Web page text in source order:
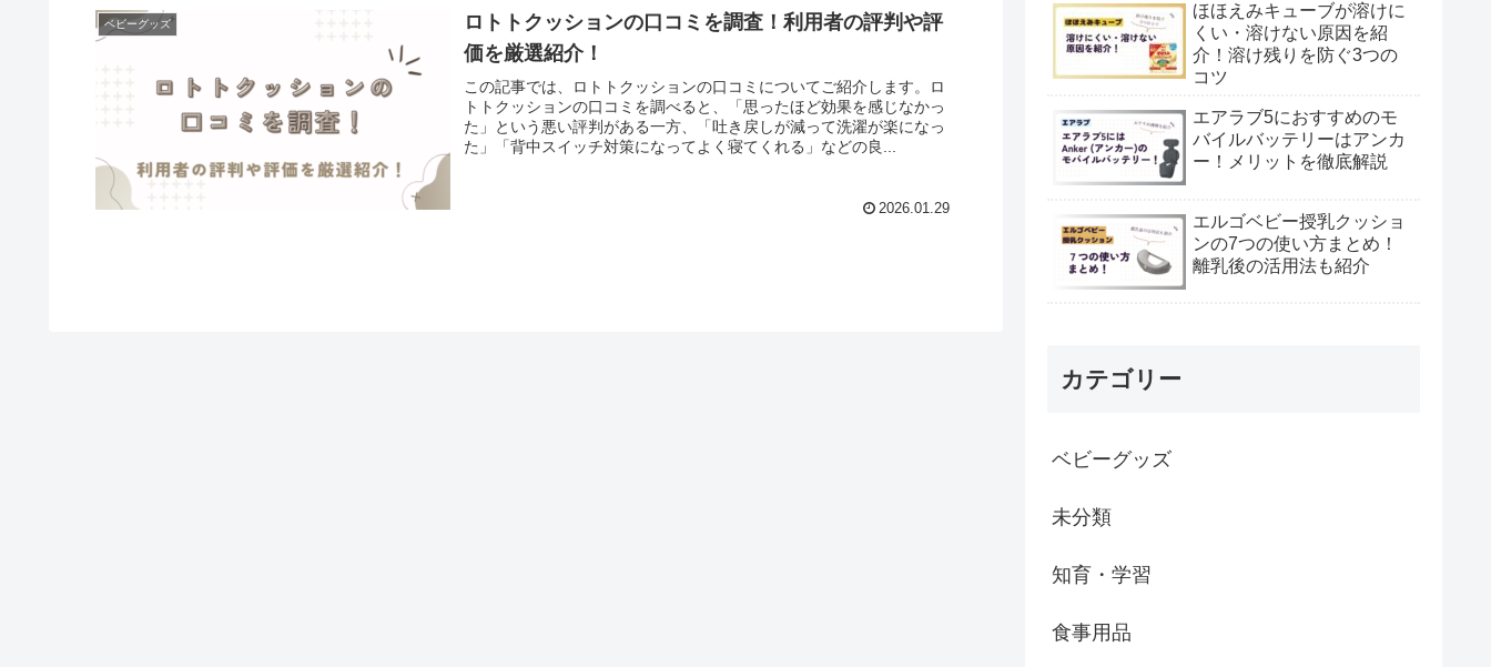
ベビーグッズ
ロトトクッションの口コミを調査！利用者の評判や評
価を厳選紹介！
この記事では、ロトトクッションの口コミについてご紹介します。ロ
トトクッションの口コミを調べると、「思ったほど効果を感じなかっ
た」という悪い評判がある一方、「吐き戻しが減って洗濯が楽になっ
た」「背中スイッチ対策になってよく寝てくれる」などの良...
2026.01.29
ほほえみキューブが溶けに
くい・溶けない原因を紹
介！溶け残りを防ぐ3つの
コツ
エアラブ5におすすめのモ
バイルバッテリーはアンカ
ー！メリットを徹底解説
エルゴベビー授乳クッショ
ンの7つの使い方まとめ！
離乳後の活用法も紹介
カテゴリー
ベビーグッズ
未分類
知育・学習
食事用品